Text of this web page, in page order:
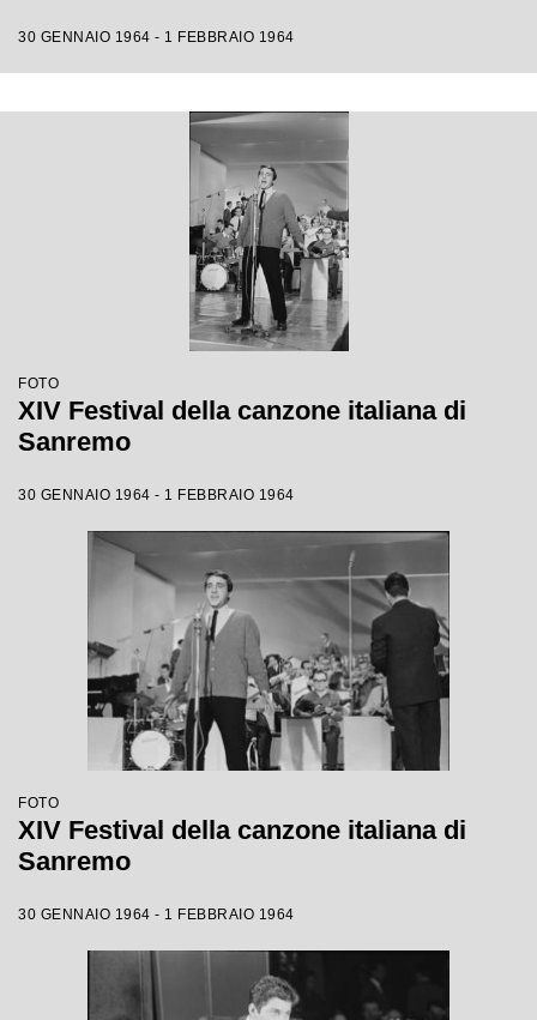
30 GENNAIO 1964 - 1 FEBBRAIO 1964
FOTO
XIV Festival della canzone italiana di
Sanremo
30 GENNAIO 1964 - 1 FEBBRAIO 1964
FOTO
XIV Festival della canzone italiana di
Sanremo
30 GENNAIO 1964 - 1 FEBBRAIO 1964